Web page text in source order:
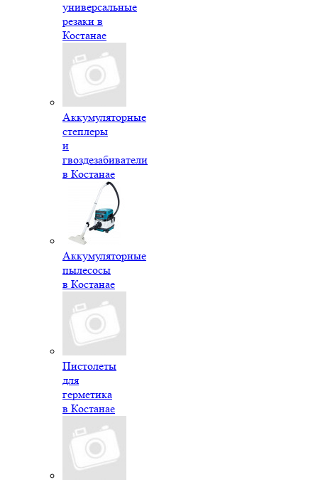
универсальные
резаки в
Костанае
Аккумуляторные
степлеры
и
гвоздезабиватели
в Костанае
Аккумуляторные
пылесосы
в Костанае
Пистолеты
для
герметика
в Костанае